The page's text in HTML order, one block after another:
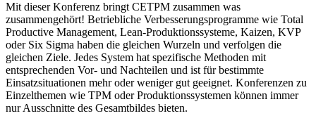
Mit dieser Konferenz bringt CETPM zusammen was
zusammengehört! Betriebliche Verbesserungsprogramme wie Total
Productive Management, Lean-Produktionssysteme, Kaizen, KVP
oder Six Sigma haben die gleichen Wurzeln und verfolgen die
gleichen Ziele. Jedes System hat spezifische Methoden mit
entsprechenden Vor- und Nachteilen und ist für bestimmte
Einsatzsituationen mehr oder weniger gut geeignet. Konferenzen zu
Einzelthemen wie TPM oder Produktionssystemen können immer
nur Ausschnitte des Gesamtbildes bieten.